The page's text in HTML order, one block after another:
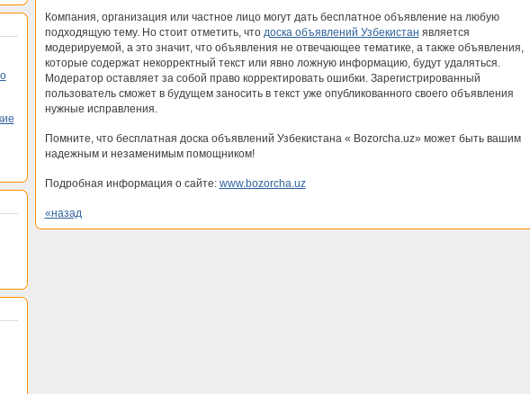
Компания, организация или частное лицо могут дать бесплатное объявление на любую
подходящую тему. Но стоит отметить, что доска объявлений Узбекистан является
модерируемой, а это значит, что объявления не отвечающее тематике, а также объявления,
которые содержат некорректный текст или явно ложную информацию, будут удаляться.
Модератор оставляет за собой право корректировать ошибки. Зарегистрированный
пользователь сможет в будущем заносить в текст уже опубликованного своего объявления
нужные исправления.
Помните, что бесплатная доска объявлений Узбекистана « Bozorcha.uz» может быть вашим
надежным и незаменимым помощником!
Подробная информация о сайте: www.bozorcha.uz
«назад